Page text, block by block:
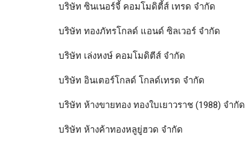
บริษัท ซินเนอร์จี้ คอมโมดิตี้ส์ เทรด จำกัด
บริษัท ทองภัทรโกลด์ แอนด์ ซิลเวอร์ จำกัด
บริษัท เล่งหงษ์ คอมโมดิตีส์ จำกัด
บริษัท อินเตอร์โกลด์ โกลด์เทรด จำกัด
บริษัท ห้างขายทอง ทองใบเยาวราช (1988) จำกัด
บริษัท ห้างค้าทองหลูยู่ฮวด จำกัด